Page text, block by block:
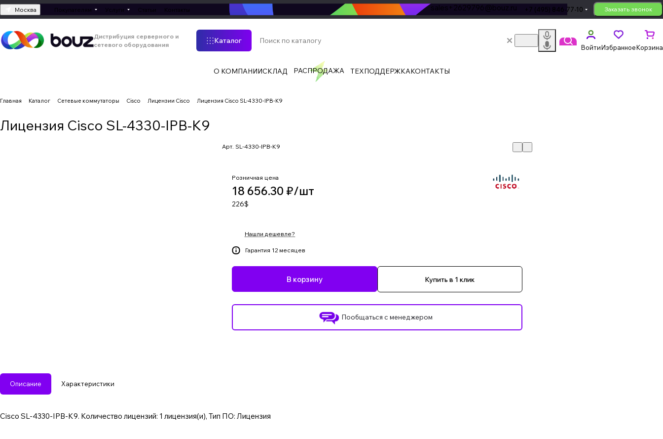
Москва Покупателям Услуги Статьи Контакты sales+2629796@bouz.ru +7 (495) 846-77-10 Заказать звонок
Дистрибуция серверного и
сетевого оборудования
Каталог
ВойтиИзбранноеКорзина
О КОМПАНИИСКЛАД РАСПРОДАЖА ТЕХПОДДЕРЖКАКОНТАКТЫ
Главная Каталог Сетевые коммутаторы Cisco Лицензии Cisco Лицензия Cisco SL-4330-IPB-K9
Лицензия Cisco SL-4330-IPB-K9
Арт. SL-4330-IPB-K9
Розничная цена
18 656.30 ₽/шт
226$
В корзину Купить в 1 клик
Пообщаться с менеджером
Нашли дешевле?
Гарантия 12 месяцев
Описание Характеристики
Cisco SL-4330-IPB-K9. Количество лицензий: 1 лицензия(и), Тип ПО: Лицензия